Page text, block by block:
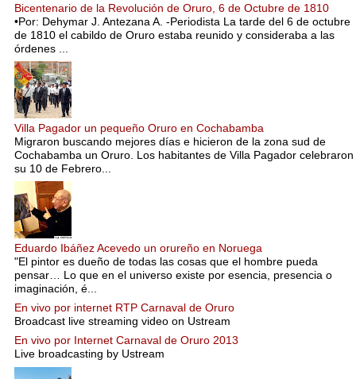
Bicentenario de la Revolución de Oruro, 6 de Octubre de 1810
•Por: Dehymar J. Antezana A. -Periodista La tarde del 6 de octubre
de 1810 el cabildo de Oruro estaba reunido y consideraba a las
órdenes ...
Villa Pagador un pequeño Oruro en Cochabamba
Migraron buscando mejores días e hicieron de la zona sud de
Cochabamba un Oruro. Los habitantes de Villa Pagador celebraron
su 10 de Febrero...
Eduardo Ibáñez Acevedo un orureño en Noruega
"El pintor es dueño de todas las cosas que el hombre pueda
pensar… Lo que en el universo existe por esencia, presencia o
imaginación, é...
En vivo por internet RTP Carnaval de Oruro
Broadcast live streaming video on Ustream
En vivo por Internet Carnaval de Oruro 2013
Live broadcasting by Ustream